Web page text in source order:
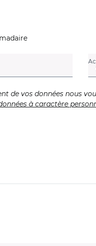
de vos données nous
à caractère